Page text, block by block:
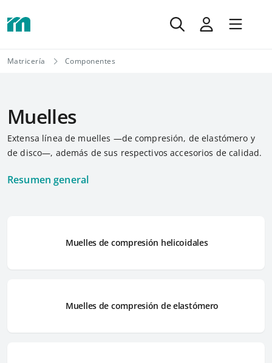
Matricería Componentes
Muelles
Extensa línea de muelles —de compresión, de elastómero y
de disco—, además de sus respectivos accesorios de calidad.
Resumen general
Muelles de compresión helicoidales
Muelles de compresión de elastómero